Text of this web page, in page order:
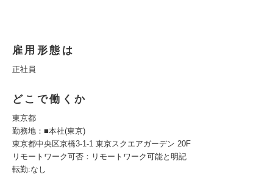
雇用形態は
正社員
どこで働くか
東京都
勤務地：■本社(東京)
東京都中央区京橋3-1-1 東京スクエアガーデン 20F
リモートワーク可否：リモートワーク可能と明記
転勤:なし